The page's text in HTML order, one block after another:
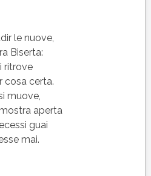
le nuove,
Biserta:
ritrove
cosa certa.
muove,
aperta
guai
mai.